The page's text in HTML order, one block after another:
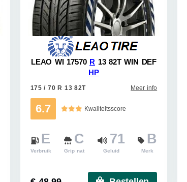
LEAO WI 17570 R 13 82T WIN DEF
HP
175 / 70 R 13 82T Meer info
6.7 Kwaliteitsscore
E
Verbruik
C
Grip nat
71
Geluid
B
Merk